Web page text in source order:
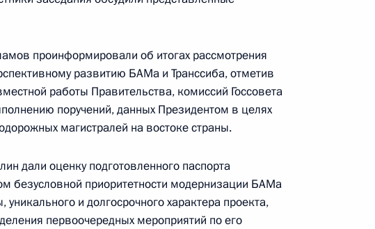
в новых регионах России
Госсовета по направлениям
Правительственной
проинформировали об итогах рассмотрения
развитию БАМа и Транссиба, отметив
работы Правительства, комиссий Госсовета
поручений, данных Президентом в целях
магистралей на востоке страны.
дали оценку подготовленного паспорта
безусловной приоритетности модернизации БАМа
уникального и долгосрочного характера проекта,
первоочередных мероприятий по его